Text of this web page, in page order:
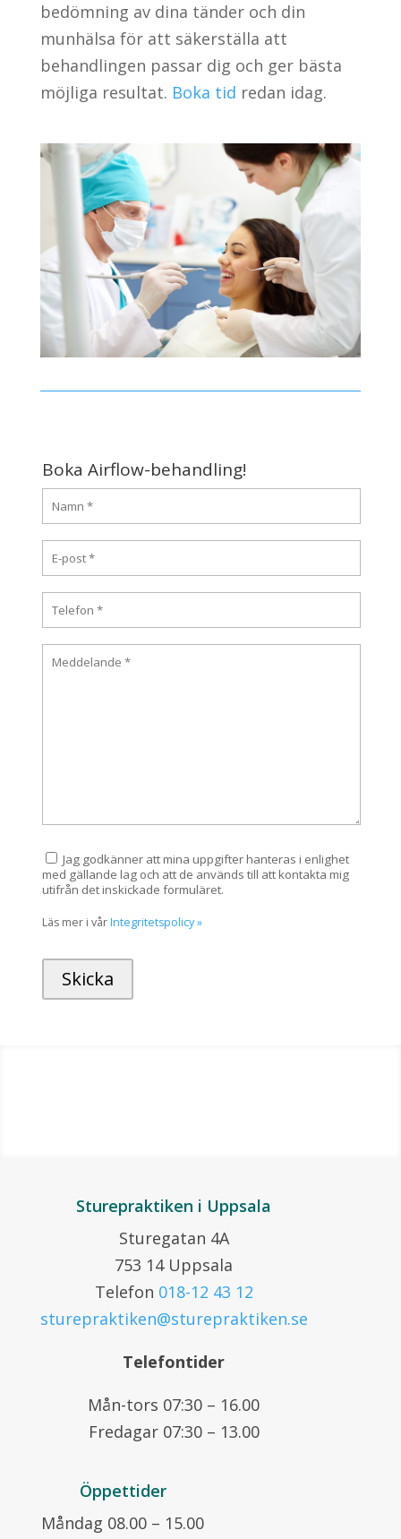
bedömning av dina tänder och din
munhälsa för att säkerställa att
behandlingen passar dig och ger bästa
möjliga resultat. Boka tid redan idag.
Boka Airflow-behandling!
Jag godkänner att mina uppgifter hanteras i enlighet
med gällande lag och att de används till att kontakta mig
utifrån det inskickade formuläret.
Läs mer i vår Integritetspolicy »
Sturepraktiken i Uppsala
Sturegatan 4A
753 14 Uppsala
Telefon 018-12 43 12
sturepraktiken@sturepraktiken.se
Telefontider
Mån-tors 07:30 – 16.00
Fredagar 07:30 – 13.00
Öppettider
Måndag 08.00 – 15.00